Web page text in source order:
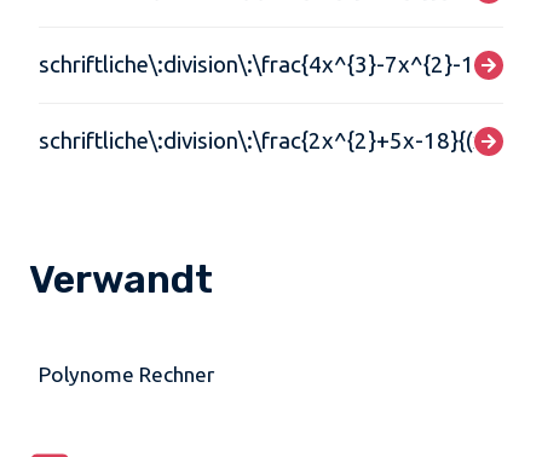
schriftliche\:division\:\frac{4x^{3}-7x^{2}-
schriftliche\:division\:\frac{2x^{2}+5x-18}{(x+4)}
Verwandt
Polynome Rechner